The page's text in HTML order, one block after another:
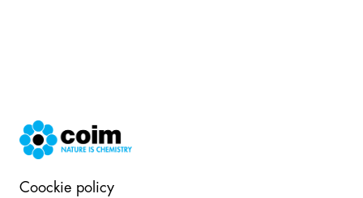
Coockie policy